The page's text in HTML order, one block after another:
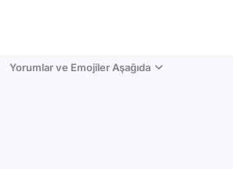
Yorumlar ve Emojiler Aşağıda